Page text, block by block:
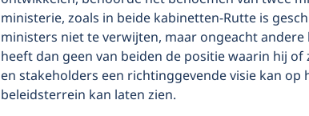
ministerie, zoals in beide kabinetten-Rutte is
ministers niet te verwijten, maar ongeacht
heeft dan geen van beiden de positie waarin hij
en stakeholders een richtinggevende visie kan op
beleidsterrein kan laten zien.